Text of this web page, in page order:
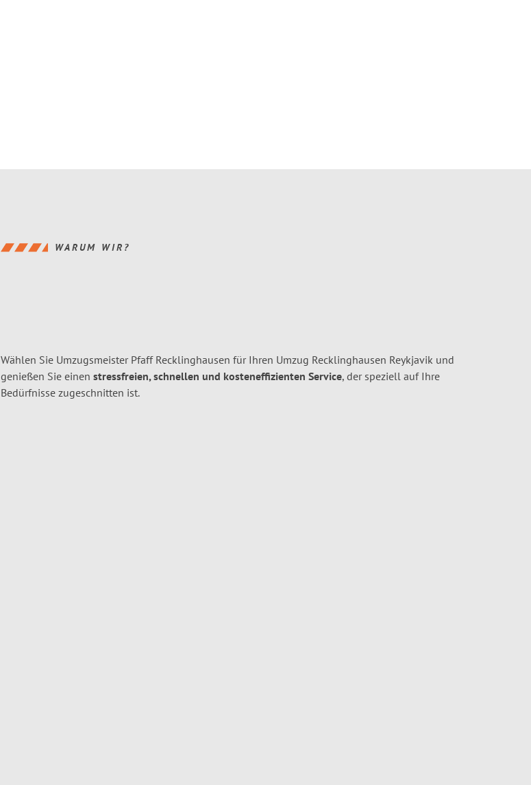
WARUM WIR?
Wählen Sie Umzugsmeister Pfaff Recklinghausen für Ihren Umzug Recklinghausen Reykjavik und
genießen Sie einen stressfreien, schnellen und kosteneffizienten Service, der speziell auf Ihre
Bedürfnisse zugeschnitten ist.